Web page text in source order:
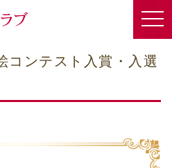
コンテスト入賞・入選